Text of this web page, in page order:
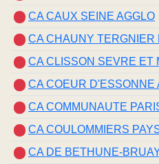
CA CAUX SEINE AGGLO
CA CHAUNY TERGNIER
CA CLISSON SEVRE ET
CA COEUR D'ESSONNE
CA COMMUNAUTE
CA COULOMMIERS
CA DE BETHUNE-